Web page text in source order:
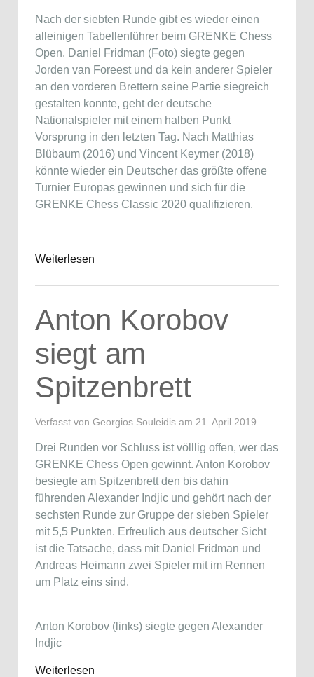
Nach der siebten Runde gibt es wieder einen
alleinigen Tabellenführer beim GRENKE Chess
Open. Daniel Fridman (Foto) siegte gegen
Jorden van Foreest und da kein anderer Spieler
an den vorderen Brettern seine Partie siegreich
gestalten konnte, geht der deutsche
Nationalspieler mit einem halben Punkt
Vorsprung in den letzten Tag. Nach Matthias
Blübaum (2016) und Vincent Keymer (2018)
könnte wieder ein Deutscher das größte offene
Turnier Europas gewinnen und sich für die
GRENKE Chess Classic 2020 qualifizieren.
Weiterlesen
Anton Korobov
siegt am
Spitzenbrett
Verfasst von Georgios Souleidis am 21. April 2019
Drei Runden vor Schluss ist völllig offen, wer das
GRENKE Chess Open gewinnt. Anton Korobov
besiegte am Spitzenbrett den bis dahin
führenden Alexander Indjic und gehört nach der
sechsten Runde zur Gruppe der sieben Spieler
mit 5,5 Punkten. Erfreulich aus deutscher Sicht
ist die Tatsache, dass mit Daniel Fridman und
Andreas Heimann zwei Spieler mit im Rennen
um Platz eins sind.
Anton Korobov (links) siegte gegen Alexander
Indjic
Weiterlesen